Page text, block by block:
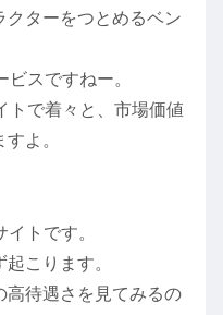
ターをつとめるベン
スですねー。
で着々と、市場価値
よ。
トです。
こります。
高待遇さを見てみるの